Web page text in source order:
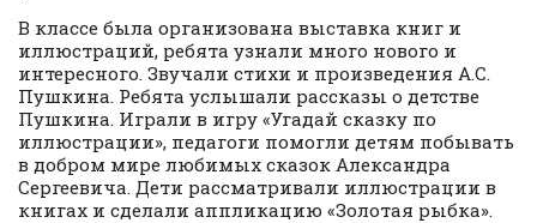
В классе была организована выставка книг и
иллюстраций, ребята узнали много нового и
интересного. Звучали стихи и произведения А.С.
Пушкина. Ребята услышали рассказы о детстве
Пушкина. Играли в игру «Угадай сказку по
иллюстрации», педагоги помогли детям побывать
в добром мире любимых сказок Александра
Сергеевича. Дети рассматривали иллюстрации в
книгах и сделали аппликацию «Золотая рыбка».